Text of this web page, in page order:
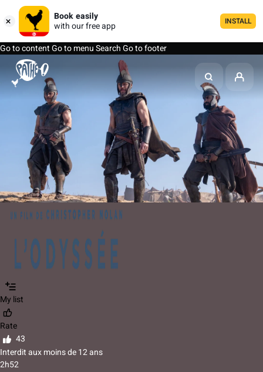
Book easily
with our free app
INSTALL
Go to contentGo to menuSearchGo to footer
My list
Rate
43
Interdit aux moins de 12 ans
2h52